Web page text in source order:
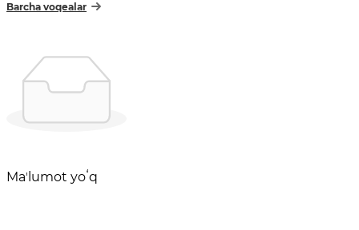
Barcha voqealar
Maʼlumot yoʻq